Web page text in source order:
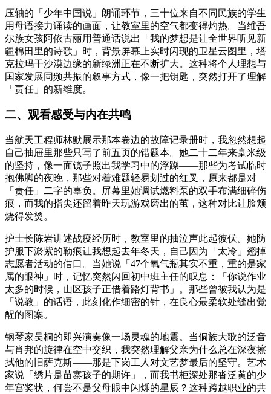
压轴的「少年中国说」朗诵环节，三十位来自不同民族的学生
用母语接力诵读的画面，让教室里的空气都变得灼热。当维吾
尔族女孩阿依古丽用普通话说出「我的梦想是让全世界听见新
疆棉田里的诗歌」时，背景屏幕上实时闪现的卫星云图里，塔
克拉玛干沙漠边缘的新绿洲正在不断扩大。这种将个人理想与
国家发展同频共振的叙事方式，像一把钥匙，突然打开了理解
「责任」的新维度。
二、观看感受与内在共鸣
当航天工程师林默展示那本卷边的故障记录册时，我忽然想起
自己抽屉里那些只写了前五页的错题本。她二十二年来毫米级
的坚持，像一面镜子照出我学习中的浮躁——那些为考试临时
抱佛脚的夜晚，那些对着难题轻易划过的红叉，原来都是对
「责任」二字的辜负。屏幕里她调试燃料泵的双手布满细碎伤
痕，而我的指尖还留着昨天玩游戏磨出的茧，这种对比让脸颊
烧得发烫。
护士长陈岩讲述战疫经历时，教室里的抽泣声此起彼伏。她防
护服下淤紫的勒痕让我想起去年冬天，自己因为「太冷」翘掉
志愿者活动的借口。当她说「47个氧气瓶其实不重，重的是家
属的眼神」时，记忆突然闪回初中班主任的叹息：「你说作业
太多的时候，山区孩子正借着路灯背书」。那些曾被我认为是
「说教」的话语，此刻化作细密的针，在良心最柔软处缝出觉
醒的图案。
钢琴家吴桐的即兴演奏像一场灵魂的地震。当侗族大歌的泛音
与肖邦的旋律在空中交织，我突然理解父亲为什么总在深夜擦
拭他的旧萨克斯——那是下岗工人对文艺梦最后的坚守。艺术
家说「绣片是苗寨孩子的期许」，而我书柜深处那沓泛黄的少
年宫奖状，何尝不是父母眼中闪烁的星辰？这种跨越职业的共